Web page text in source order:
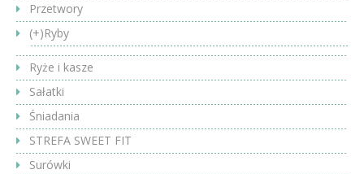
Przetwory
(+)Ryby
Ryże i kasze
Sałatki
Śniadania
STREFA SWEET FIT
Surówki